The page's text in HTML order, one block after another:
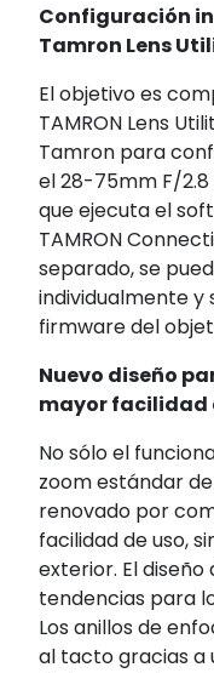
Configuración
Tamron Lens
El objetivo es
TAMRON Lens
Tamron para
el 28-75mm F/2.8
que ejecuta el
TAMRON
separado, se
individualmente y
firmware del
Nuevo diseño
mayor facilidad
No sólo el
zoom estándar
renovado por
facilidad de uso,
exterior. El
tendencias para
Los anillos de
al tacto gracias a